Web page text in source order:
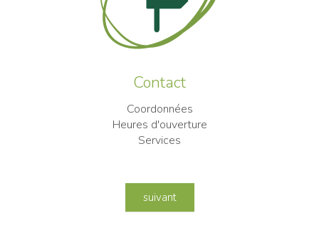
Contact
Coordonnées
Heures d'ouverture
Services
suivant